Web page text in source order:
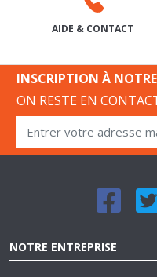
AIDE & CONTACT
INSCRIPTION À
ON RESTE EN
NOTRE ENTREPRISE